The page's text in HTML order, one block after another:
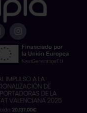
I
n
s
a
r
a
m